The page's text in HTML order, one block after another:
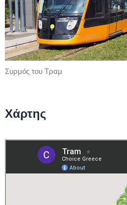
Συρμός του Τραμ
Χάρτης